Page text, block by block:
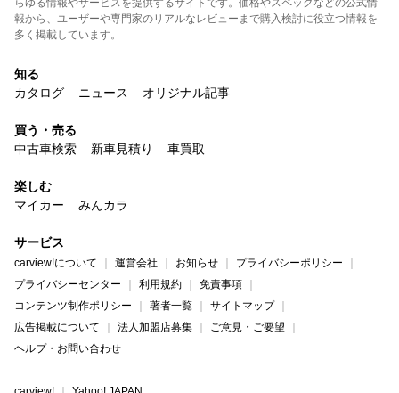
らゆる情報やサービスを提供するサイトです。価格やスペックなどの公式情
報から、ユーザーや専門家のリアルなレビューまで購入検討に役立つ情報を
多く掲載しています。
知る
カタログ
ニュース オリジナル記事
買う・売る
中古車検索
新車見積り 車買取
楽しむ
マイカー
みんカラ
サービス
carview!について 運営会社 お知らせ
プライバシーポリシー
プライバシーセンター
利用規約
免責事項
コンテンツ制作ポリシー
著者一覧
サイトマップ
広告掲載について
法人加盟店募集
ご意見・ご要望
ヘルプ・お問い合わせ